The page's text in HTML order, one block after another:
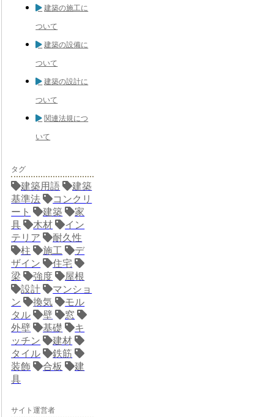
建築の施工に
ついて
建築の設備に
ついて
建築の設計に
ついて
関連法規につ
いて
タグ
建築用語
建築
基準法
コンクリ
ート
建築
家
具
木材
イン
テリア
耐久性
柱
施工
デ
ザイン
住宅
梁
強度
屋根
設計
マンショ
ン
換気
モル
タル
壁
窓
外壁
基礎
キ
ッチン
建材
タイル
鉄筋
装飾
合板
建
具
サイト運営者